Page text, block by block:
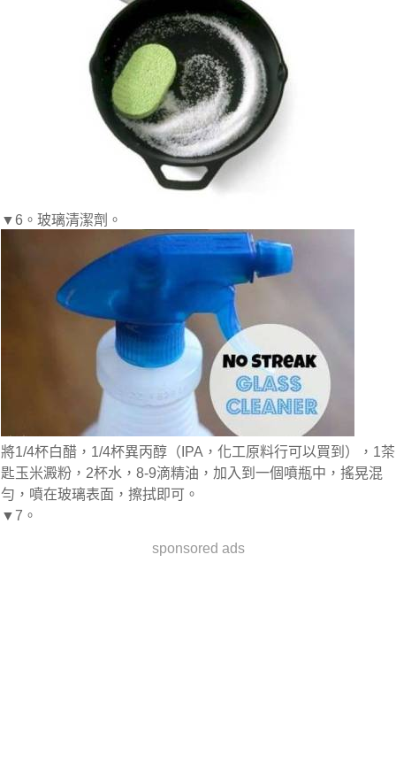
▼6。玻璃清潔劑。
將1/4杯白醋，1/4杯異丙醇（IPA，化工原料行可以買到），1茶
匙玉米澱粉，2杯水，8-9滴精油，加入到一個噴瓶中，搖晃混
勻，噴在玻璃表面，擦拭即可。
▼7。
sponsored ads